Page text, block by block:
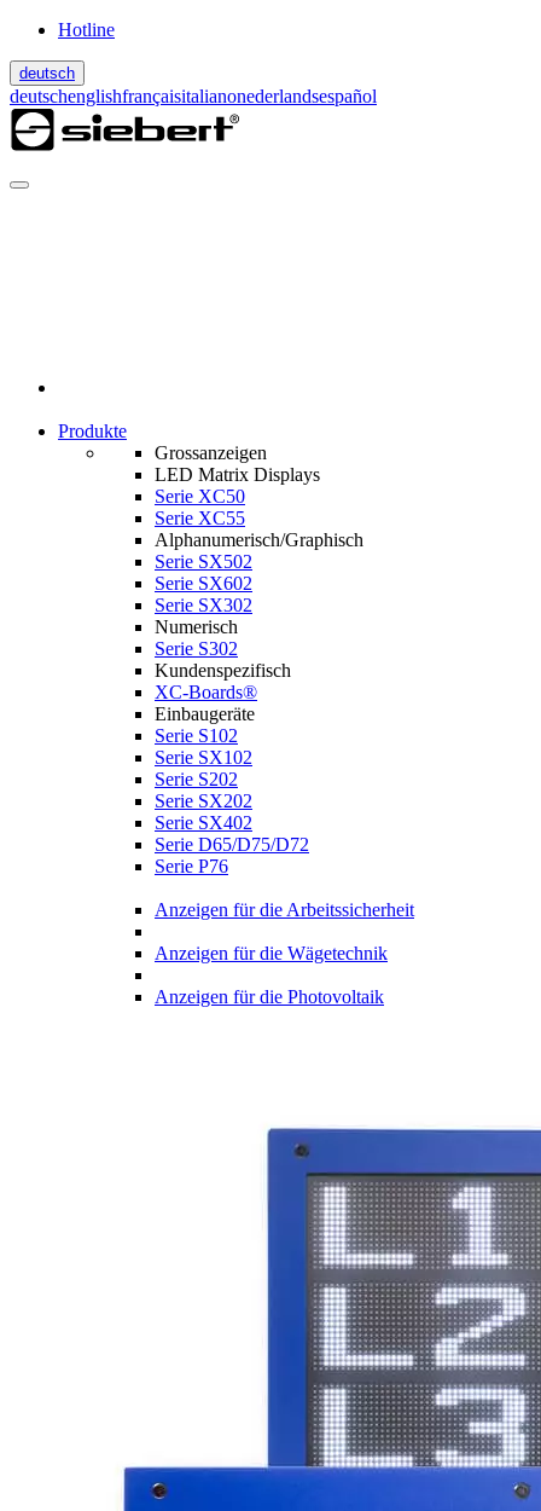
Hotline
deutsch
deutschenglishfrançaisitalianonederlandsespañol
Produkte
Grossanzeigen
LED Matrix Displays
Serie XC50
Serie XC55
Alphanumerisch/Graphisch
Serie SX502
Serie SX602
Serie SX302
Numerisch
Serie S302
Kundenspezifisch
XC-Boards®
Einbaugeräte
Serie S102
Serie SX102
Serie S202
Serie SX202
Serie SX402
Serie D65/D75/D72
Serie P76
Anzeigen für die Arbeitssicherheit
Anzeigen für die Wägetechnik
Anzeigen für die Photovoltaik